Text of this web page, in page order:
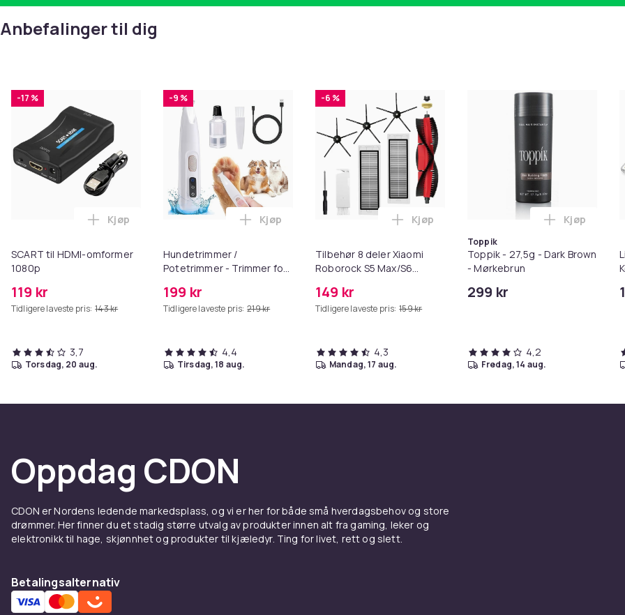
Anbefalinger til dig
-17 %
SCART til HDMI-omformer
1080p
119 kr
Tidligere laveste pris: 143 kr
Legg SCART til HDMI-omformer 1080p i handlekurven
Kjøp
3,7
torsdag, 20 aug.
-9 %
Hundetrimmer /
Potetrimmer - Trimmer for
199 kr
Tidligere laveste pris: 219 kr
Legg Hundetrimmer / Potetrimmer - Trimmer for Poter i handlekurven
Kjøp
4,4
tirsdag, 18 aug.
-6 %
Tilbehør 8 deler Xiaomi
Roborock S5 Max/S6
MAXV/S50/S51/S55/S5/S60/S65/S6
149 kr
Tidligere laveste pris: 159 kr
Legg Tilbehør 8 deler Xiaomi Roborock
Kjøp
4,3
mandag, 17 aug.
Toppik
Toppik - 27,5g - Dark Brown
- Mørkebrun
299 kr
Legg
Kjøp
4,2
fredag, 14 aug.
Oppdag CDON
CDON er Nordens ledende markedsplass, og vi er her for både små hverdagsbehov og store
drømmer. Her finner du et stadig større utvalg av produkter innen alt fra gaming, leker og
elektronikk til hage, skjønnhet og produkter til kjæledyr. Ting for livet, rett og slett.
Betalingsalternativ